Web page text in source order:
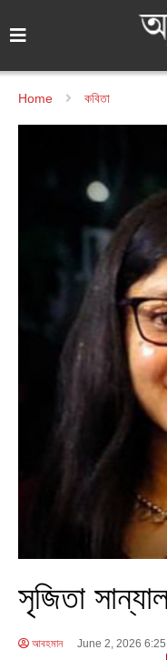
Home কবিতা
সৃজিতা
আবহমান June 2, 2026